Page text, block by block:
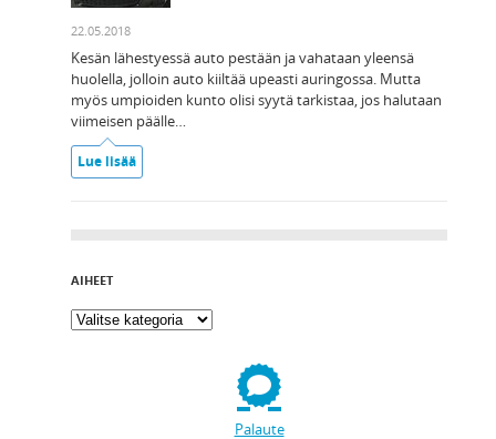
22.05.2018
Kesän lähestyessä auto pestään ja vahataan yleensä
huolella, jolloin auto kiiltää upeasti auringossa. Mutta
myös umpioiden kunto olisi syytä tarkistaa, jos halutaan
viimeisen päälle…
Lue lisää
AIHEET
Palaute